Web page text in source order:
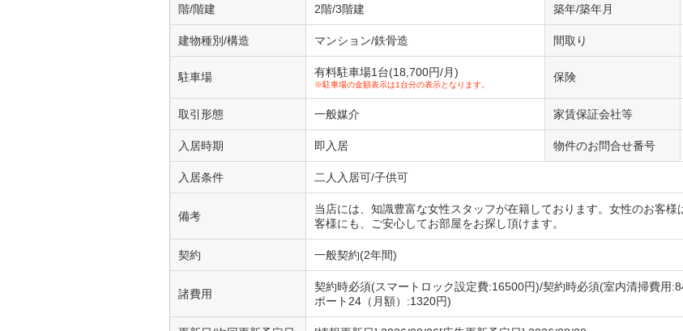
階/階建 2階/3階建 築年/築年月
建物種別/構造 マンション/鉄骨造 間取り
駐車場 有料駐車場1台(18,700円/月)
※駐車場の金額表示は1台分の表示となります。
保険
取引形態 一般媒介 家賃保証会社等
入居時期 即入居 物件のお問合せ番号
入居条件 二人入居可/子供可
備考
当店には、知識豊富な女性スタッフが在籍しております。女性のお客
客様にも、ご安心してお部屋をお探し頂けます。
契約 一般契約(2年間)
諸費用
契約時必須(スマートロック設定費:16500円)/契約時必須(室内清掃費用
ポート24（月額）:1320円)